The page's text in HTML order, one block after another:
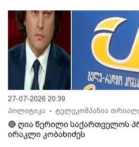
27-07-2026 20:39
პოლიტიკა
• ტელეკომპანია
🔴 ღია წერილი საქართველოს
ირაკლი კობახიძეს